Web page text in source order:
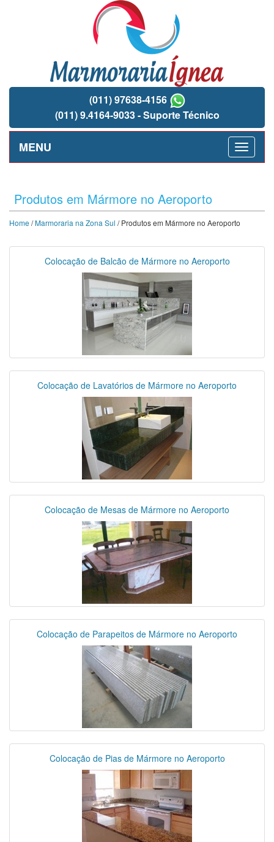
(011) 97638-4156
(011) 9.4164-9033 - Suporte Técnico
MENU
Produtos em Mármore no Aeroporto
Home /Marmoraria na Zona Sul / Produtos em Mármore no Aeroporto
Colocação de Balcão de Mármore no Aeroporto
Colocação de Lavatórios de Mármore no Aeroporto
Colocação de Mesas de Mármore no Aeroporto
Colocação de Parapeitos de Mármore no Aeroporto
Colocação de Pias de Mármore no Aeroporto